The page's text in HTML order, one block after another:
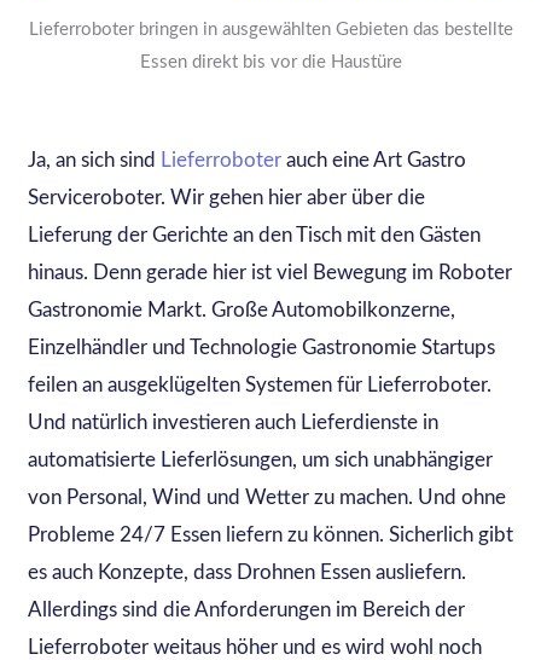
Lieferroboter bringen in ausgewählten Gebieten das bestellte
Essen direkt bis vor die Haustüre
Ja, an sich sind Lieferroboter auch eine Art Gastro
Serviceroboter. Wir gehen hier aber über die
Lieferung der Gerichte an den Tisch mit den Gästen
hinaus. Denn gerade hier ist viel Bewegung im Roboter
Gastronomie Markt. Große Automobilkonzerne,
Einzelhändler und Technologie Gastronomie Startups
feilen an ausgeklügelten Systemen für Lieferroboter.
Und natürlich investieren auch Lieferdienste in
automatisierte Lieferlösungen, um sich unabhängiger
von Personal, Wind und Wetter zu machen. Und ohne
Probleme 24/7 Essen liefern zu können. Sicherlich gibt
es auch Konzepte, dass Drohnen Essen ausliefern.
Allerdings sind die Anforderungen im Bereich der
Lieferroboter weitaus höher und es wird wohl noch